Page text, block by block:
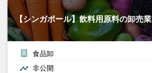
【シンガポール】飲料用原料の卸売業
食品卸
非公開